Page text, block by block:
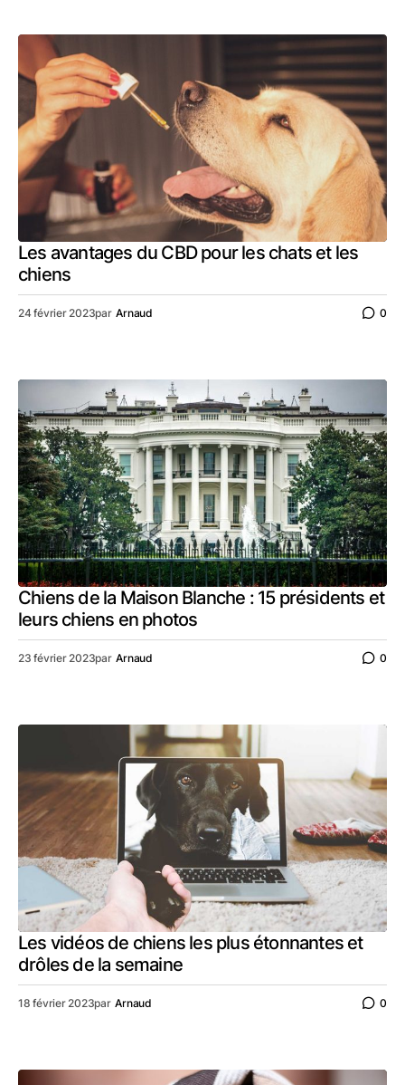
Les avantages du CBD pour les chats et les
chiens
24 février 2023par Arnaud 0
Chiens de la Maison Blanche : 15 présidents et
leurs chiens en photos
23 février 2023par Arnaud 0
Les vidéos de chiens les plus étonnantes et
drôles de la semaine
18 février 2023par Arnaud 0